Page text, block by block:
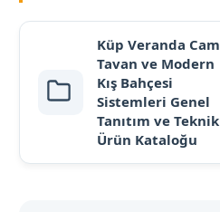
Küp Veranda Cam
Tavan ve Modern
Kış Bahçesi
Sistemleri Genel
Tanıtım ve Teknik
Ürün Kataloğu